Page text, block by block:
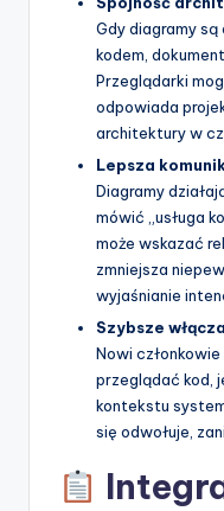
Gdy diagramy
kodem,
Przeglądarki
odpowiada
architektury w
Lepsza
Diagramy
mówić „usługa
może wskazać
zmniejsza
wyjaśnianie
Szybsze
Nowi
przeglądać kod,
kontekstu
się odwołuje,